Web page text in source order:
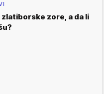
zore, a da li